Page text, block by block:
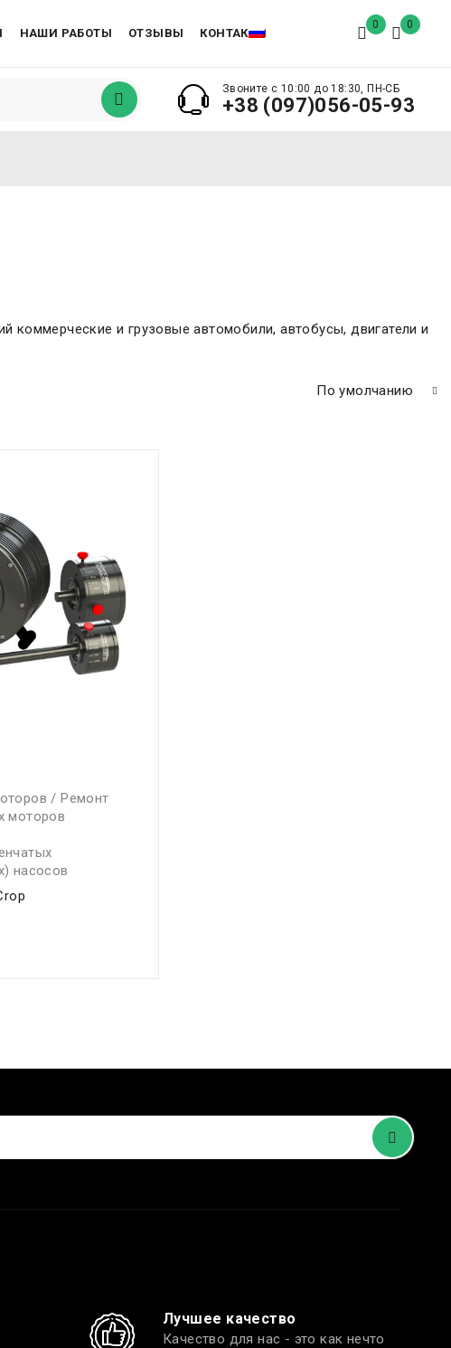
НАШИ РАБОТЫ ОТЗЫВЫ КОНТАКТЫ
0 0
Звоните с 10:00 до 18:30, ПН-СБ
+38 (097)056-05-93
и грузовые автомобили, автобусы, двигатели и
По умолчанию
/ Ремонт
моторов
насосов
Лучшее качество
Качество для нас - это как нечто